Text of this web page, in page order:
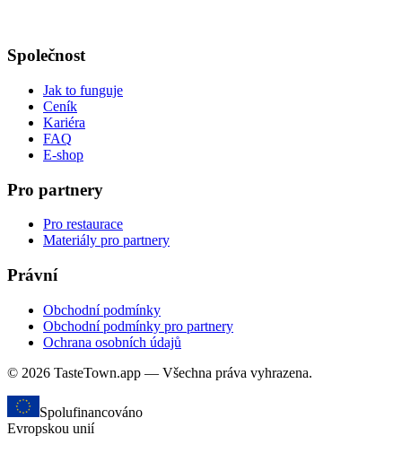
Společnost
Jak to funguje
Ceník
Kariéra
FAQ
E-shop
Pro partnery
Pro restaurace
Materiály pro partnery
Právní
Obchodní podmínky
Obchodní podmínky pro partnery
Ochrana osobních údajů
© 2026 TasteTown.app — Všechna práva vyhrazena.
Spolufinancováno
Evropskou unií